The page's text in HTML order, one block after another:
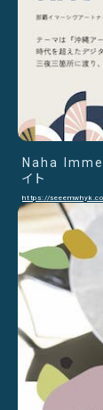
Naha
イト
https://